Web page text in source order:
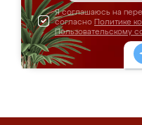
Я соглашаюсь на
согласно Политике
Пользовательскому